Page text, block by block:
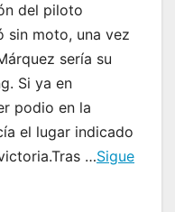
del piloto
sin moto, una vez
sería su
Si ya en
podio en la
el lugar indicado
…Sigue